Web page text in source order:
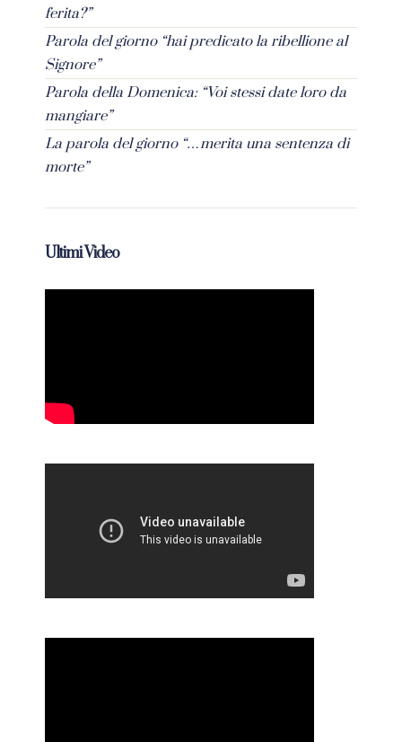
ferita?”
Parola del giorno “hai predicato la ribellione al
Signore”
Parola della Domenica: “Voi stessi date loro da
mangiare”
La parola del giorno “…merita una sentenza di
morte”
Ultimi Video